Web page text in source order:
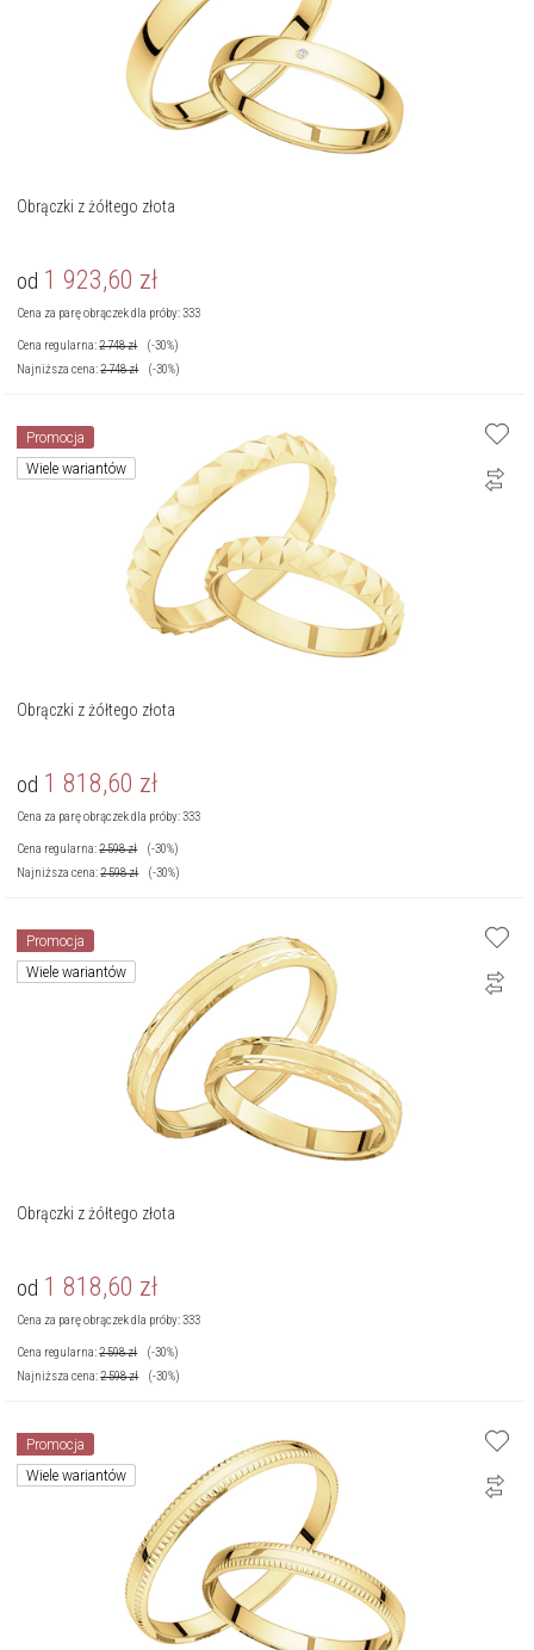
Obrączki z żółtego złota
od 1 923,60 zł
Cena za parę obrączek dla próby: 333
Cena regularna:2 748zł
(-30%)
Najniższa cena:2 748zł (-30%)
Promocja
Wiele wariantów
Obrączki z żółtego złota
od 1 818,60 zł
Cena za parę obrączek dla próby: 333
Cena regularna:2 598zł
(-30%)
Najniższa cena:2 598zł (-30%)
Promocja
Wiele wariantów
Obrączki z żółtego złota
od 1 818,60 zł
Cena za parę obrączek dla próby: 333
Cena regularna:2 598zł
(-30%)
Najniższa cena:2 598zł (-30%)
Promocja
Wiele wariantów